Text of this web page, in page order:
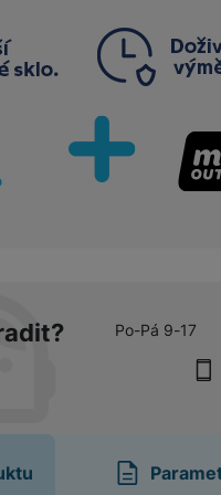
cookies používáme
stránkách, tak na
Po-Pá 9-17